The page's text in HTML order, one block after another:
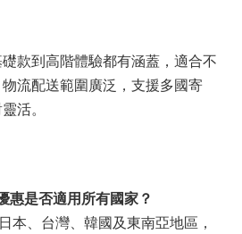
款到高階體驗都有涵蓋，適合不
流配送範圍廣泛，支援多國寄
活。
惠是否適用所有國家？
本、台灣、韓國及東南亞地區，